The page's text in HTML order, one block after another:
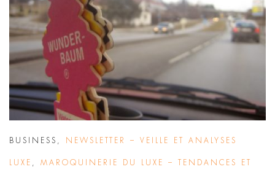
BUSINESS NEWSLETTER – VEILLE ET ANALYSES
LUXE MAROQUINERIE DU LUXE – TENDANCES ET